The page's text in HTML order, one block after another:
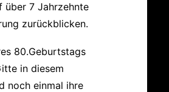
über 7 Jahrzehnte
zurückblicken.
80.Geburtstags
in diesem
noch einmal ihre